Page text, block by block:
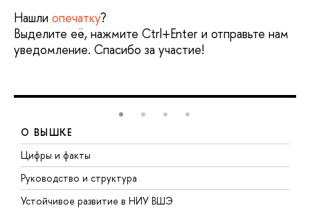
Нашли опечатку?
Выделите её, нажмите Ctrl+Enter и отправьте нам
уведомление. Спасибо за участие!
О ВЫШКЕ
Цифры и факты
Руководство и структура
Устойчивое развитие в НИУ ВШЭ